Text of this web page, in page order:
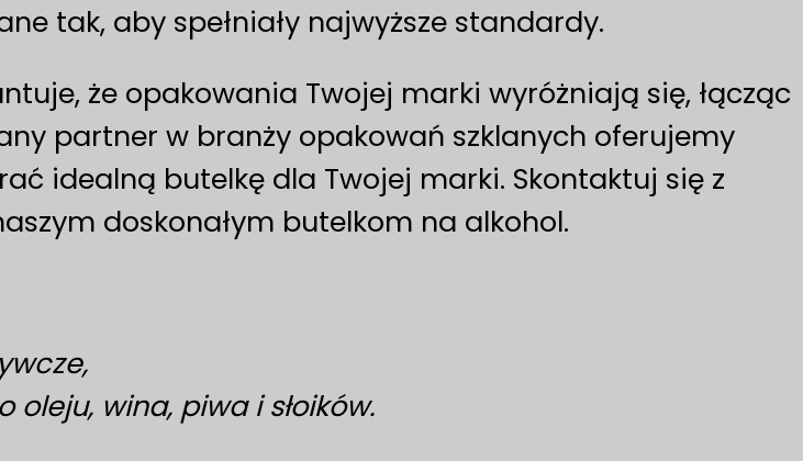
tak, aby spełniały najwyższe standardy.
że opakowania Twojej marki wyróżniają się, łącząc
partner w branży opakowań szklanych oferujemy
idealną butelkę dla Twojej marki. Skontaktuj się z
doskonałym butelkom na alkohol.
oleju, wina, piwa i słoików.